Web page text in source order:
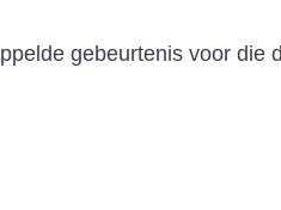
gebeurtenis voor die